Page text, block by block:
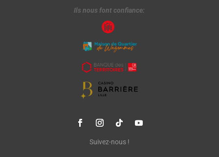
Ils nous font confiance:
Suivez-nous !